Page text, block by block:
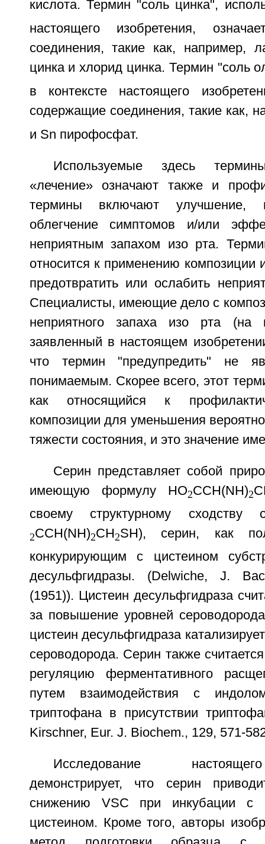
кислота. Термин "соль цинка",
настоящего изобретения,
соединения, такие как, например,
цинка и хлорид цинка. Термин "соль
в контексте настоящего
содержащие соединения, такие как,
и Sn пирофосфат.
Используемые здесь
«лечение» означают также и
термины включают улучшение,
облегчение симптомов и/или
неприятным запахом изо рта.
относится к применению композиции
предотвратить или ослабить
Специалисты, имеющие дело с
неприятного запаха изо рта (на
заявленный в настоящем
что термин "предупредить" не
понимаемым. Скорее всего, этот
как относящийся к
композиции для уменьшения
тяжести состояния, и это значение
Серин представляет собой
имеющую формулу HO2CCH(NH)2
своему структурному
2CCH(NH)2CH2SH), серин, как
конкурирующим с цистеином
десульфгидразы. (Delwiche, J.
(1951)). Цистеин десульфгидраза
за повышение уровней
цистеин десульфгидраза
сероводорода. Серин также
регуляцию ферментативного
путем взаимодействия с
триптофана в присутствии
Kirschner, Eur. J. Biochem., 129, 571-
Исследование
демонстрирует, что серин
снижению VSC при инкубации с
цистеином. Кроме того, авторы